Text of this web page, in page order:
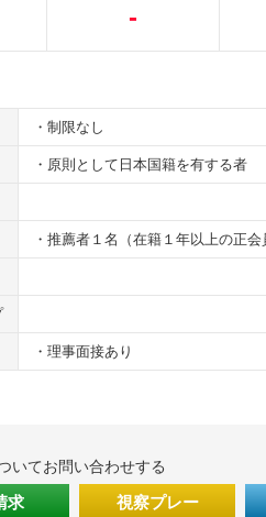
-
・制限なし
・原則として日本国籍を有する者
・推薦者１名（在籍１年以上の正会
・理事面接あり
いてお問い合わせする
求 視察プレー